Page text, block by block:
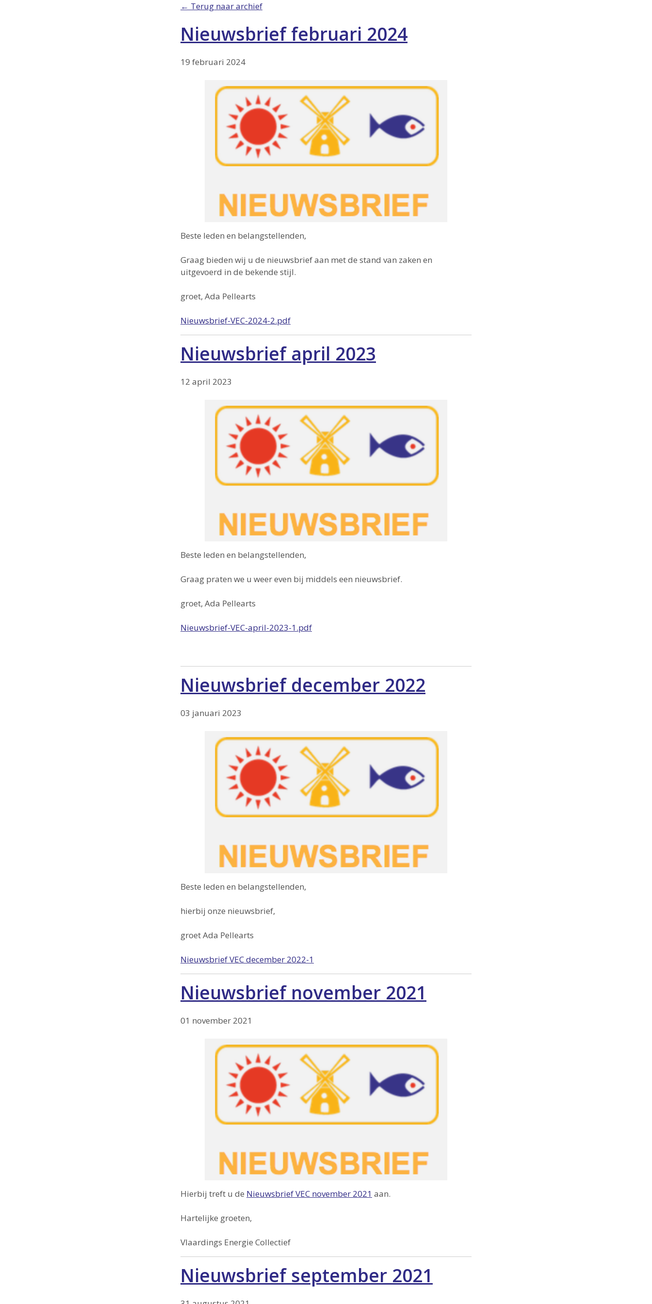
← Terug naar archief
Nieuwsbrief februari 2024
19 februari 2024
Beste leden en belangstellenden,
Graag bieden wij u de nieuwsbrief aan met de stand van zaken en
uitgevoerd in de bekende stijl.
groet, Ada Pellearts
Nieuwsbrief-VEC-2024-2.pdf
Nieuwsbrief april 2023
12 april 2023
Beste leden en belangstellenden,
Graag praten we u weer even bij middels een nieuwsbrief.
groet, Ada Pellearts
Nieuwsbrief-VEC-april-2023-1.pdf
Nieuwsbrief december 2022
03 januari 2023
Beste leden en belangstellenden,
hierbij onze nieuwsbrief,
groet Ada Pellearts
Nieuwsbrief VEC december 2022-1
Nieuwsbrief november 2021
01 november 2021
Hierbij treft u de Nieuwsbrief VEC november 2021 aan.
Hartelijke groeten,
Vlaardings Energie Collectief
Nieuwsbrief september 2021